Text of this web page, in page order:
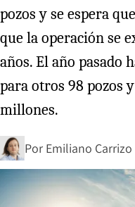
pozos y se espera
que la operación se
años. El año pasado
para otros 98 pozos
millones.
Por Emiliano Carrizo